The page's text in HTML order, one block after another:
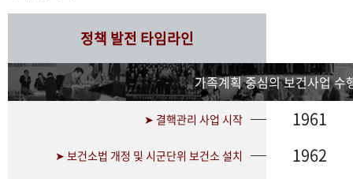
정책 발전 타임라인
가족계획 중심의 보건사업 수
➤ 결핵관리 사업 시작 1961
➤ 보건소법 개정 및 시군단위 보건소 설치 1962